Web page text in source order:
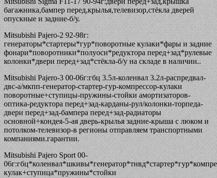
багажника,бампер перед,крылья,телевизор,стёкла дверей
опускные и задние-б/у.
Mitsubishi Pajero-2 92-98г:
генераторы*стартеры*гур*поворотные кулаки*фары и задние
фонари*поворотники*полуоси*редуктора перед+зад*рулевые
колонки*двери перед+зад*стёкла-б/у на складе в наличии..
Mitsubishi Pajero-3 00-06г:гбц 3.5л-коленвал 3.2л-распредвал-
двс-а/мкпп-генератор-стартер-гур-компрессор-кулаки
поворотные+ступицы-пружины-стойки амортизаторов-
оптика-редуктора перед+зад-карданы-рул/колонки-торпеда-
двери перед+зад-бампера перед+зад-радиаторы
основной+кондея-5-ая дверь-крылья задние-крыша с люком и
потолком-телевизор-в регионы отправляем транспортными
компаниями.гарантии.
Mitsubishi Pajero Sport 00-
кулак+ступица*пружины*стойки